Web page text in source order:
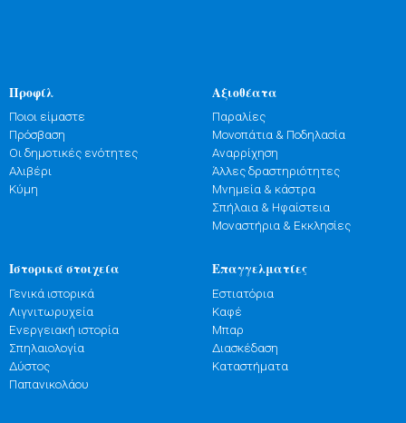
Προφίλ
Ποιοι είμαστε
Πρόσβαση
Οι δημοτικές ενότητες
Αλιβέρι
Κύμη
Αξιοθέατα
Παραλίες
Μονοπάτια & Ποδηλασία
Αναρρίχηση
Άλλες δραστηριότητες
Μνημεία & κάστρα
Σπήλαια & Ηφαίστεια
Μοναστήρια & Εκκλησίες
Ιστορικά στοιχεία
Γενικά ιστορικά
Λιγνιτωρυχεία
Ενεργειακή ιστορία
Σπηλαιολογία
Δύστος
Παπανικολάου
Επαγγελματίες
Εστιατόρια
Καφέ
Μπαρ
Διασκέδαση
Καταστήματα